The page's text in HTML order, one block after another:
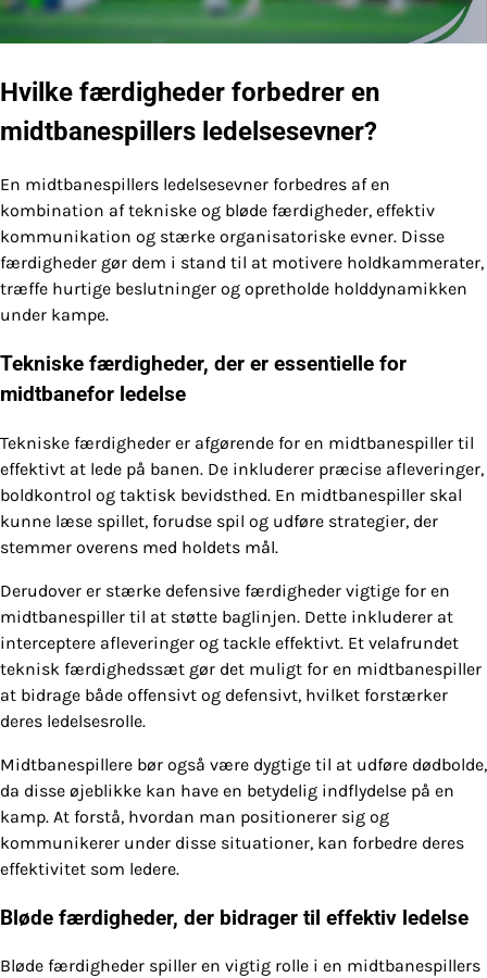
Hvilke færdigheder forbedrer en
midtbanespillers ledelsesevner?
En midtbanespillers ledelsesevner forbedres af en
kombination af tekniske og bløde færdigheder, effektiv
kommunikation og stærke organisatoriske evner. Disse
færdigheder gør dem i stand til at motivere holdkammerater,
træffe hurtige beslutninger og opretholde holddynamikken
under kampe.
Tekniske færdigheder, der er essentielle for
midtbanefor ledelse
Tekniske færdigheder er afgørende for en midtbanespiller til
effektivt at lede på banen. De inkluderer præcise afleveringer,
boldkontrol og taktisk bevidsthed. En midtbanespiller skal
kunne læse spillet, forudse spil og udføre strategier, der
stemmer overens med holdets mål.
Derudover er stærke defensive færdigheder vigtige for en
midtbanespiller til at støtte baglinjen. Dette inkluderer at
interceptere afleveringer og tackle effektivt. Et velafrundet
teknisk færdighedssæt gør det muligt for en midtbanespiller
at bidrage både offensivt og defensivt, hvilket forstærker
deres ledelsesrolle.
Midtbanespillere bør også være dygtige til at udføre dødbolde,
da disse øjeblikke kan have en betydelig indflydelse på en
kamp. At forstå, hvordan man positionerer sig og
kommunikerer under disse situationer, kan forbedre deres
effektivitet som ledere.
Bløde færdigheder, der bidrager til effektiv ledelse
Bløde færdigheder spiller en vigtig rolle i en midtbanespillers